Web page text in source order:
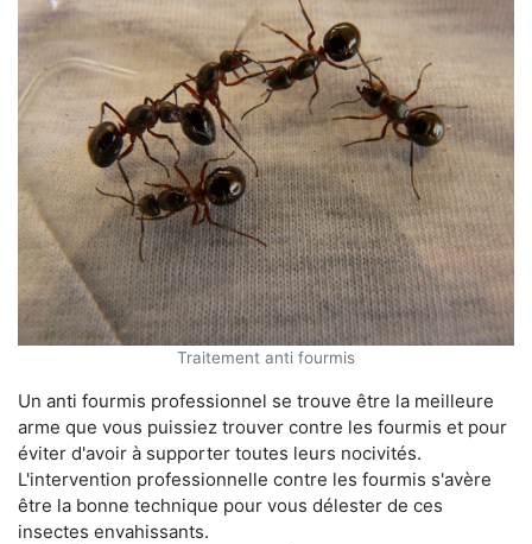
Traitement anti fourmis
Un anti fourmis professionnel se trouve être la meilleure
arme que vous puissiez trouver contre les fourmis et pour
éviter d'avoir à supporter toutes leurs nocivités.
L'intervention professionnelle contre les fourmis s'avère
être la bonne technique pour vous délester de ces
insectes envahissants.